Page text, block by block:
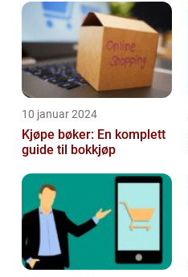
10 januar 2024
Kjøpe bøker: En komplett
guide til bokkjøp